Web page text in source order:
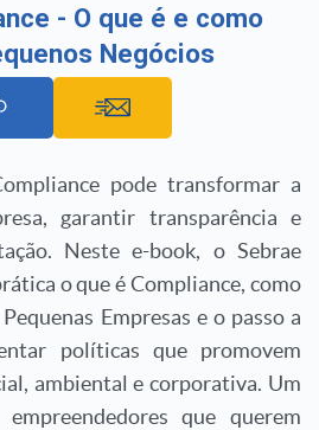
- O que é e como
Negócios
pode transformar a
garantir transparência e
Neste e-book, o Sebrae
o que é Compliance, como
Empresas e o passo a
políticas que promovem
ambiental e corporativa. Um
que querem